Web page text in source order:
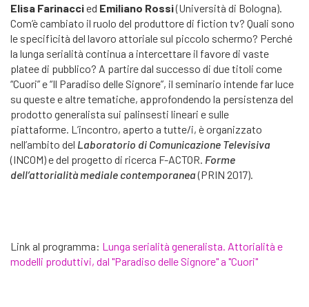
Elisa Farinaccied Emiliano Rossi(Università di Bologna).
Com’è cambiato il ruolo del produttore di fiction tv? Quali sono
le specificità del lavoro attoriale sul piccolo schermo? Perché
la lunga serialità continua a intercettare il favore di vaste
platee di pubblico? A partire dal successo di due titoli come
“Cuori” e “Il Paradiso delle Signore”, il seminario intende far luce
su queste e altre tematiche, approfondendo la persistenza del
prodotto generalista sui palinsesti lineari e sulle
piattaforme. L’incontro, aperto a tutte/i, è organizzato
nell’ambito del Laboratorio di Comunicazione Televisiva
(INCOM) e del progetto di ricerca F-ACTOR. Forme
dell’attorialità mediale contemporanea(PRIN 2017).
Link al programma: Lunga serialità generalista. Attorialità e
modelli produttivi, dal "Paradiso delle Signore" a "Cuori"